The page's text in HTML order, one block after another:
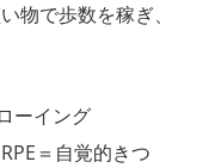
物で歩数を稼ぎ、
ーイング
＝自覚的きつ